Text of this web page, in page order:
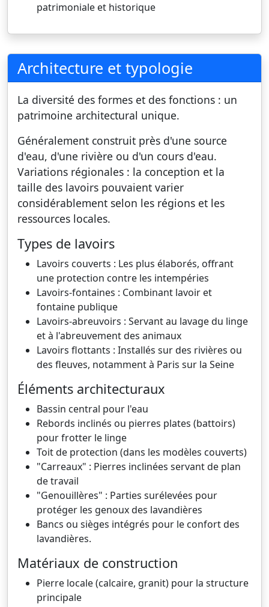
patrimoniale et historique
Architecture et typologie
La diversité des formes et des fonctions : un
patrimoine architectural unique.
Généralement construit près d'une source
d'eau, d'une rivière ou d'un cours d'eau.
Variations régionales : la conception et la
taille des lavoirs pouvaient varier
considérablement selon les régions et les
ressources locales.
Types de lavoirs
Lavoirs couverts : Les plus élaborés, offrant
une protection contre les intempéries
Lavoirs-fontaines : Combinant lavoir et
fontaine publique
Lavoirs-abreuvoirs : Servant au lavage du linge
et à l'abreuvement des animaux
Lavoirs flottants : Installés sur des rivières ou
des fleuves, notamment à Paris sur la Seine
Éléments architecturaux
Bassin central pour l'eau
Rebords inclinés ou pierres plates (battoirs)
pour frotter le linge
Toit de protection (dans les modèles couverts)
"Carreaux" : Pierres inclinées servant de plan
de travail
"Genouillères" : Parties surélevées pour
protéger les genoux des lavandières
Bancs ou sièges intégrés pour le confort des
lavandières.
Matériaux de construction
Pierre locale (calcaire, granit) pour la structure
principale